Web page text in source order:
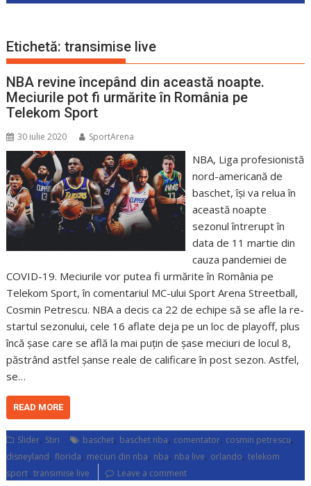
Etichetă:transimise live
NBA revine începând din această noapte.
Meciurile pot fi urmărite în România pe
Telekom Sport
30 iulie 2020 SportArena
NBA, Liga profesionistă
nord-americană de
baschet, își va relua în
această noapte
sezonul întrerupt în
data de 11 martie din
cauza pandemiei de
COVID-19. Meciurile vor putea fi urmărite în România pe
Telekom Sport, în comentariul MC-ului Sport Arena Streetball,
Cosmin Petrescu. NBA a decis ca 22 de echipe să se afle la re-
startul sezonului, cele 16 aflate deja pe un loc de playoff, plus
încă șase care se află la mai puțin de șase meciuri de locul 8,
păstrând astfel șanse reale de calificare în post sezon. Astfel,
se…
READ MORE
Slider, Stiri baschet, baschet nba, comentator, cosmin petrescu,
disneyland,florida, meciuri din nba, nba, nba live, orlando,telekom
sport,transimise live Leave a comment